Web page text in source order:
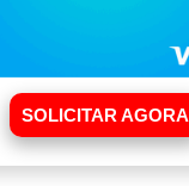
SOLICITAR AGORA